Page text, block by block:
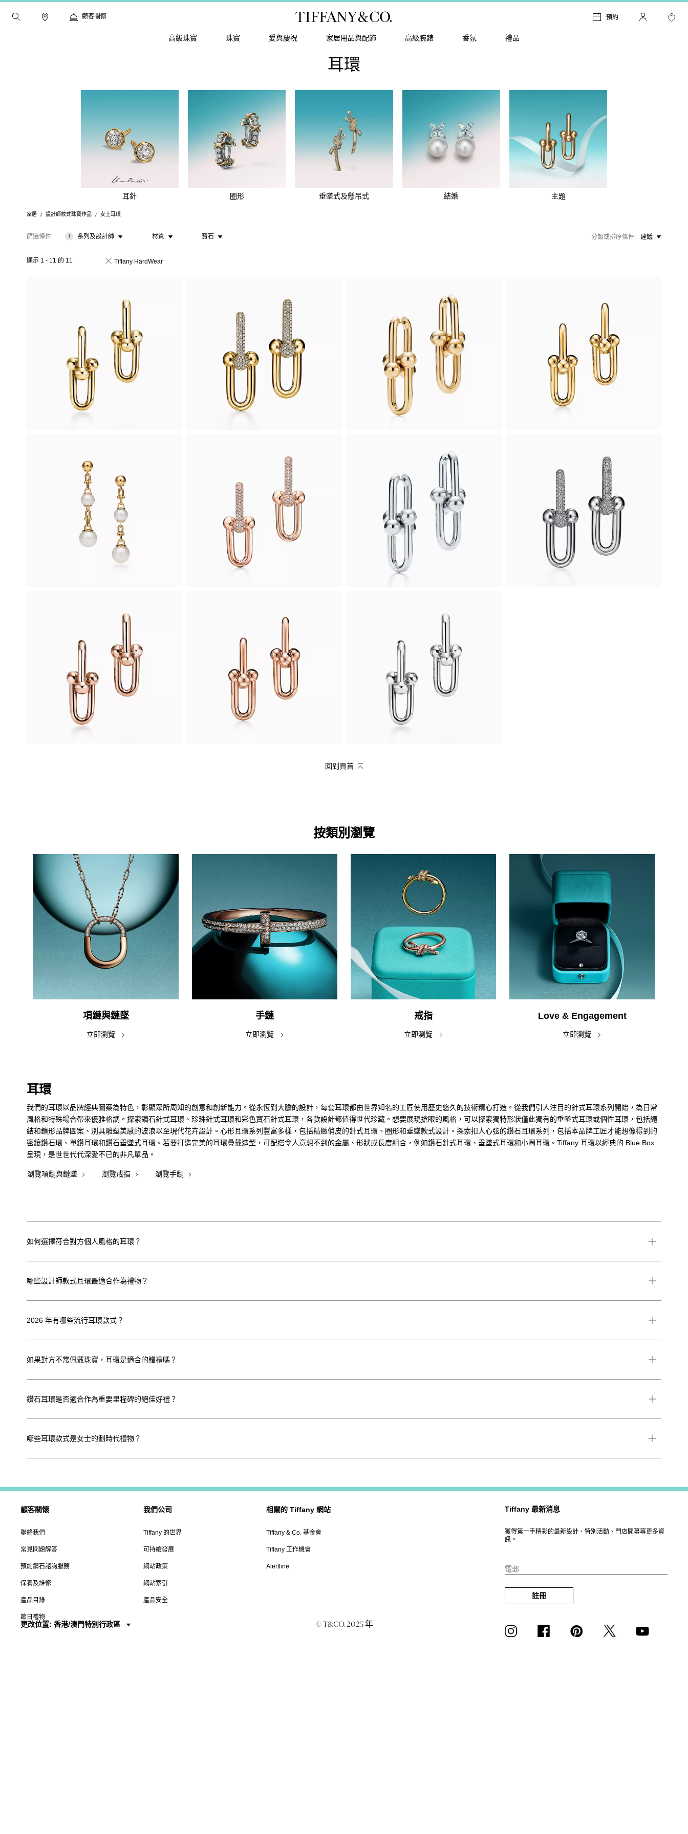
顧客關懷 預約
高級珠寶 珠寶 愛與慶祝 家居用品與配飾 高級腕錶 香氛 禮品
耳環
耳針 圈形 垂墜式及懸吊式 結婚 主題
家居 設計師款式珠寶作品 女士耳環
篩選條件 1 系列及設計師 材質 寶石
顯示 1 - 11 的 11 Tiffany HardWear
分類或排序條件 建議
回到頁首
按類別瀏覽
項鏈與鏈墜
立即瀏覽
手鏈
立即瀏覽
戒指
立即瀏覽
Love & Engagement
立即瀏覽
耳環
我們的耳環以品牌經典圖案為特色，彰顯眾所周知的創意和創新能力。從永恆到大膽的設計，每套耳環都由世界知名的工匠使用歷史悠久的技術精心打造。從我們引人注目的針式耳環系列開始，為日常
風格和特殊場合帶來優雅格調。探索鑽石針式耳環、珍珠針式耳環和彩色寶石針式耳環，各款設計都值得世代珍藏。想要展現搶眼的風格，可以探索獨特形狀僅此獨有的垂墜式耳環或個性耳環，包括繩
結和鎖形品牌圖案、別具雕塑美感的波浪以至現代花卉設計。心形耳環系列豐富多樣，包括精緻俏皮的針式耳環、圈形和垂墜款式設計。探索扣人心弦的鑽石耳環系列，包括本品牌工匠才能想像得到的
密鑲鑽石環、單鑽耳環和鑽石垂墜式耳環。若要打造完美的耳環疊戴造型，可配搭令人意想不到的金屬、形狀或長度組合，例如鑽石針式耳環、垂墜式耳環和小圈耳環。Tiffany 耳環以經典的 Blue Box
呈現，是世世代代深愛不已的非凡單品。
瀏覽項鏈與鏈墜 瀏覽戒指 瀏覽手鏈
如何選擇符合對方個人風格的耳環？
哪些設計師款式耳環最適合作為禮物？
2026 年有哪些流行耳環款式？
如果對方不常佩戴珠寶，耳環是適合的贈禮嗎？
鑽石耳環是否適合作為重要里程碑的絕佳好禮？
哪些耳環款式是女士的劃時代禮物？
顧客關懷
聯絡我們
常見問題解答
預約鑽石諮詢服務
保養及維修
產品目錄
節日禮物
我們公司
Tiffany 的世界
可持續發展
網站政策
網站索引
產品安全
相關的 Tiffany 網站
Tiffany & Co. 基金會
Tiffany 工作機會
Alertline
Tiffany 最新消息
獲得第一手精彩的最新設計、特別活動、門店開幕等更多資
訊。
電郵
註冊
更改位置: 香港/澳門特別行政區 © T&CO. 2025 年